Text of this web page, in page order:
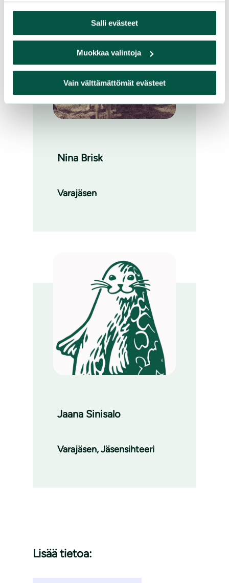
Salli evästeet
Muokkaa valintoja
Vain välttämättömät evästeet
Nina Brisk
Varajäsen
Jaana Sinisalo
Varajäsen, Jäsensihteeri
Lisää tietoa: